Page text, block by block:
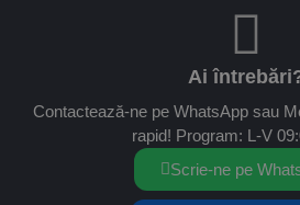
Ai
Contactează-ne pe WhatsApp sau
rapid! Program: L-V
Scrie-ne pe